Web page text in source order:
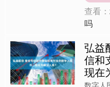
查看：
吗
弘益
信和
现在